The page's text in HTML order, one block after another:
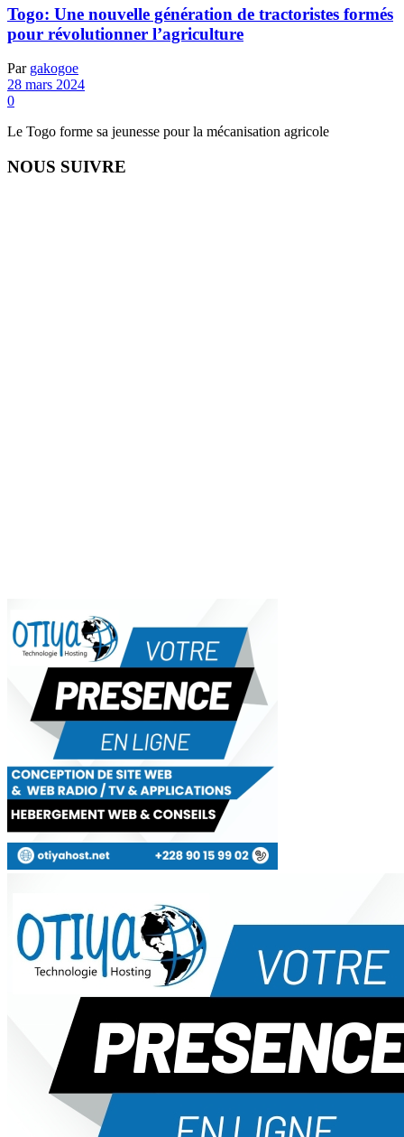
Togo: Une nouvelle génération de tractoristes formés
pour révolutionner l’agriculture
Par gakogoe
28 mars 2024
0
Le Togo forme sa jeunesse pour la mécanisation agricole
NOUS SUIVRE